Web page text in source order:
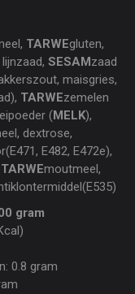
TARWEgluten,
SESAMzaad
maisgries,
TARWEzemelen
(MELK),
dextrose,
E482, E472e),
TARWEmoutmeel,
gram
0.8 gram